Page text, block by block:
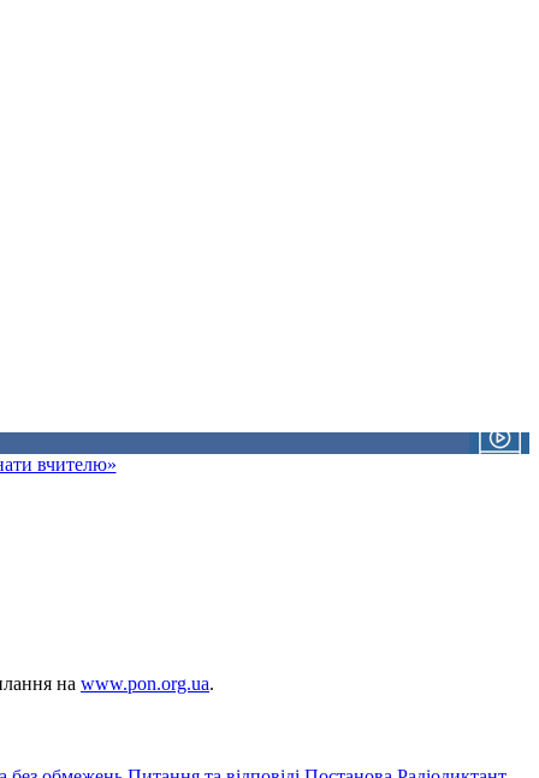
вчителю»
на www.pon.org.ua.